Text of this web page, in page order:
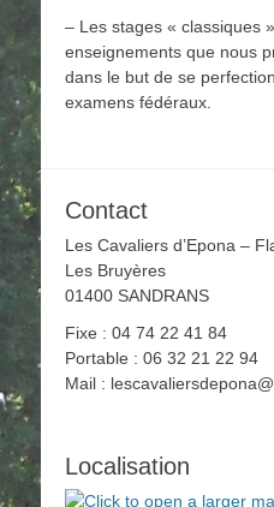
– Les stages « classiques
enseignements que nous
dans le but de se
examens fédéraux.
Contact
Les Cavaliers d’Epona –
Les Bruyères
01400 SANDRANS
Fixe : 04 74 22 41 84
Portable : 06 32 21 22 94
Mail :
Localisation